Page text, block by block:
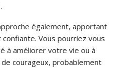
également, apportant
Vous pourriez vous
à améliorer votre vie ou à
courageux, probablement